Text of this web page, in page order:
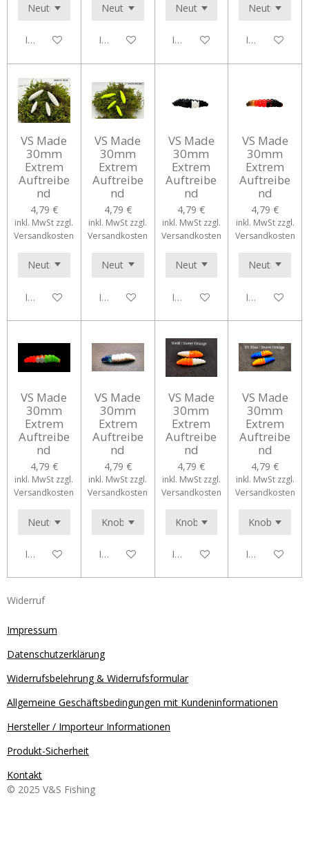
In den WarenkorbIn den WarenkorbIn den WarenkorbIn den
VS Made
30mm
Extrem
Auftreibe
nd
4,79 €
inkl. MwSt zzgl.
Versandkosten
In den Warenkorb
VS Made
30mm
Extrem
Auftreibe
nd
4,79 €
inkl. MwSt zzgl.
Versandkosten
In den Warenkorb
VS Made
30mm
Extrem
Auftreibe
nd
4,79 €
inkl. MwSt zzgl.
Versandkosten
In den Warenkorb
VS Made
30mm
Extrem
Auftreibe
nd
4,79 €
inkl. MwSt zzgl.
Versandkosten
In den
VS Made
30mm
Extrem
Auftreibe
nd
4,79 €
inkl. MwSt zzgl.
Versandkosten
In den Warenkorb
VS Made
30mm
Extrem
Auftreibe
nd
4,79 €
inkl. MwSt zzgl.
Versandkosten
In den Warenkorb
VS Made
30mm
Extrem
Auftreibe
nd
4,79 €
inkl. MwSt zzgl.
Versandkosten
In den Warenkorb
VS Made
30mm
Extrem
Auftreibe
nd
4,79 €
inkl. MwSt zzgl.
Versandkosten
In den
Widerruf
Impressum
Datenschutzerklärung
Widerrufsbelehrung & Widerrufsformular
Allgemeine Geschäftsbedingungen mit Kundeninformationen
Hersteller / Importeur Informationen
Produkt-Sicherheit
Kontakt
© 2025 V&S Fishing